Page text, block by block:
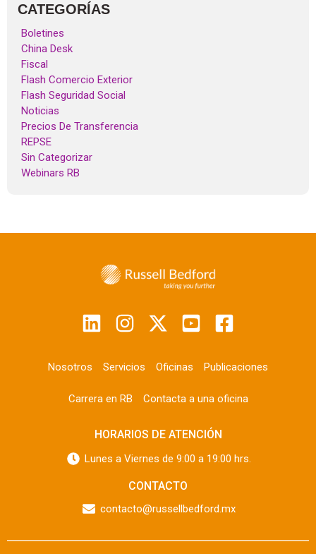
CATEGORÍAS
Boletines
China Desk
Fiscal
Flash Comercio Exterior
Flash Seguridad Social
Noticias
Precios De Transferencia
REPSE
Sin Categorizar
Webinars RB
Nosotros Servicios Oficinas Publicaciones
Carrera en RB Contacta a una oficina
HORARIOS DE ATENCIÓN
Lunes a Viernes de 9:00 a 19:00 hrs.
CONTACTO
contacto@russellbedford.mx